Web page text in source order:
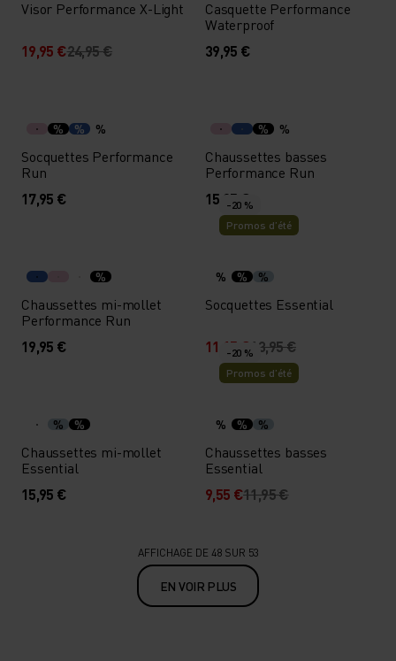
Visor Performance X-Light
19,95 €24,95 €
Casquette Performance
Waterproof
39,95 €
% % %
Socquettes Performance
Run
17,95 €
% %
Chaussettes basses
Performance Run
15,95 €
%
Chaussettes mi-mollet
Performance Run
19,95 €
-20 %
Promos d’été
% % %
Socquettes Essential
11,15 €13,95 €
% %
Chaussettes mi-mollet
Essential
15,95 €
-20 %
Promos d’été
% % %
Chaussettes basses
Essential
9,55 €11,95 €
AFFICHAGE DE 48 SUR 53
EN VOIR PLUS